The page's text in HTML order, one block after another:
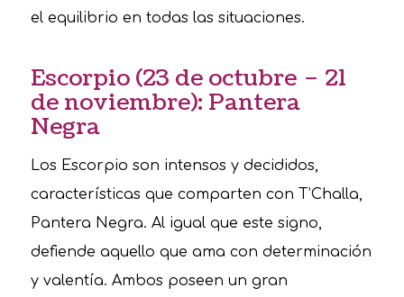
el equilibrio en todas las situaciones.
Escorpio (23 de octubre – 21
de noviembre): Pantera
Negra
Los Escorpio son intensos y decididos,
características que comparten con T’Challa,
Pantera Negra. Al igual que este signo,
defiende aquello que ama con determinación
y valentía. Ambos poseen un gran